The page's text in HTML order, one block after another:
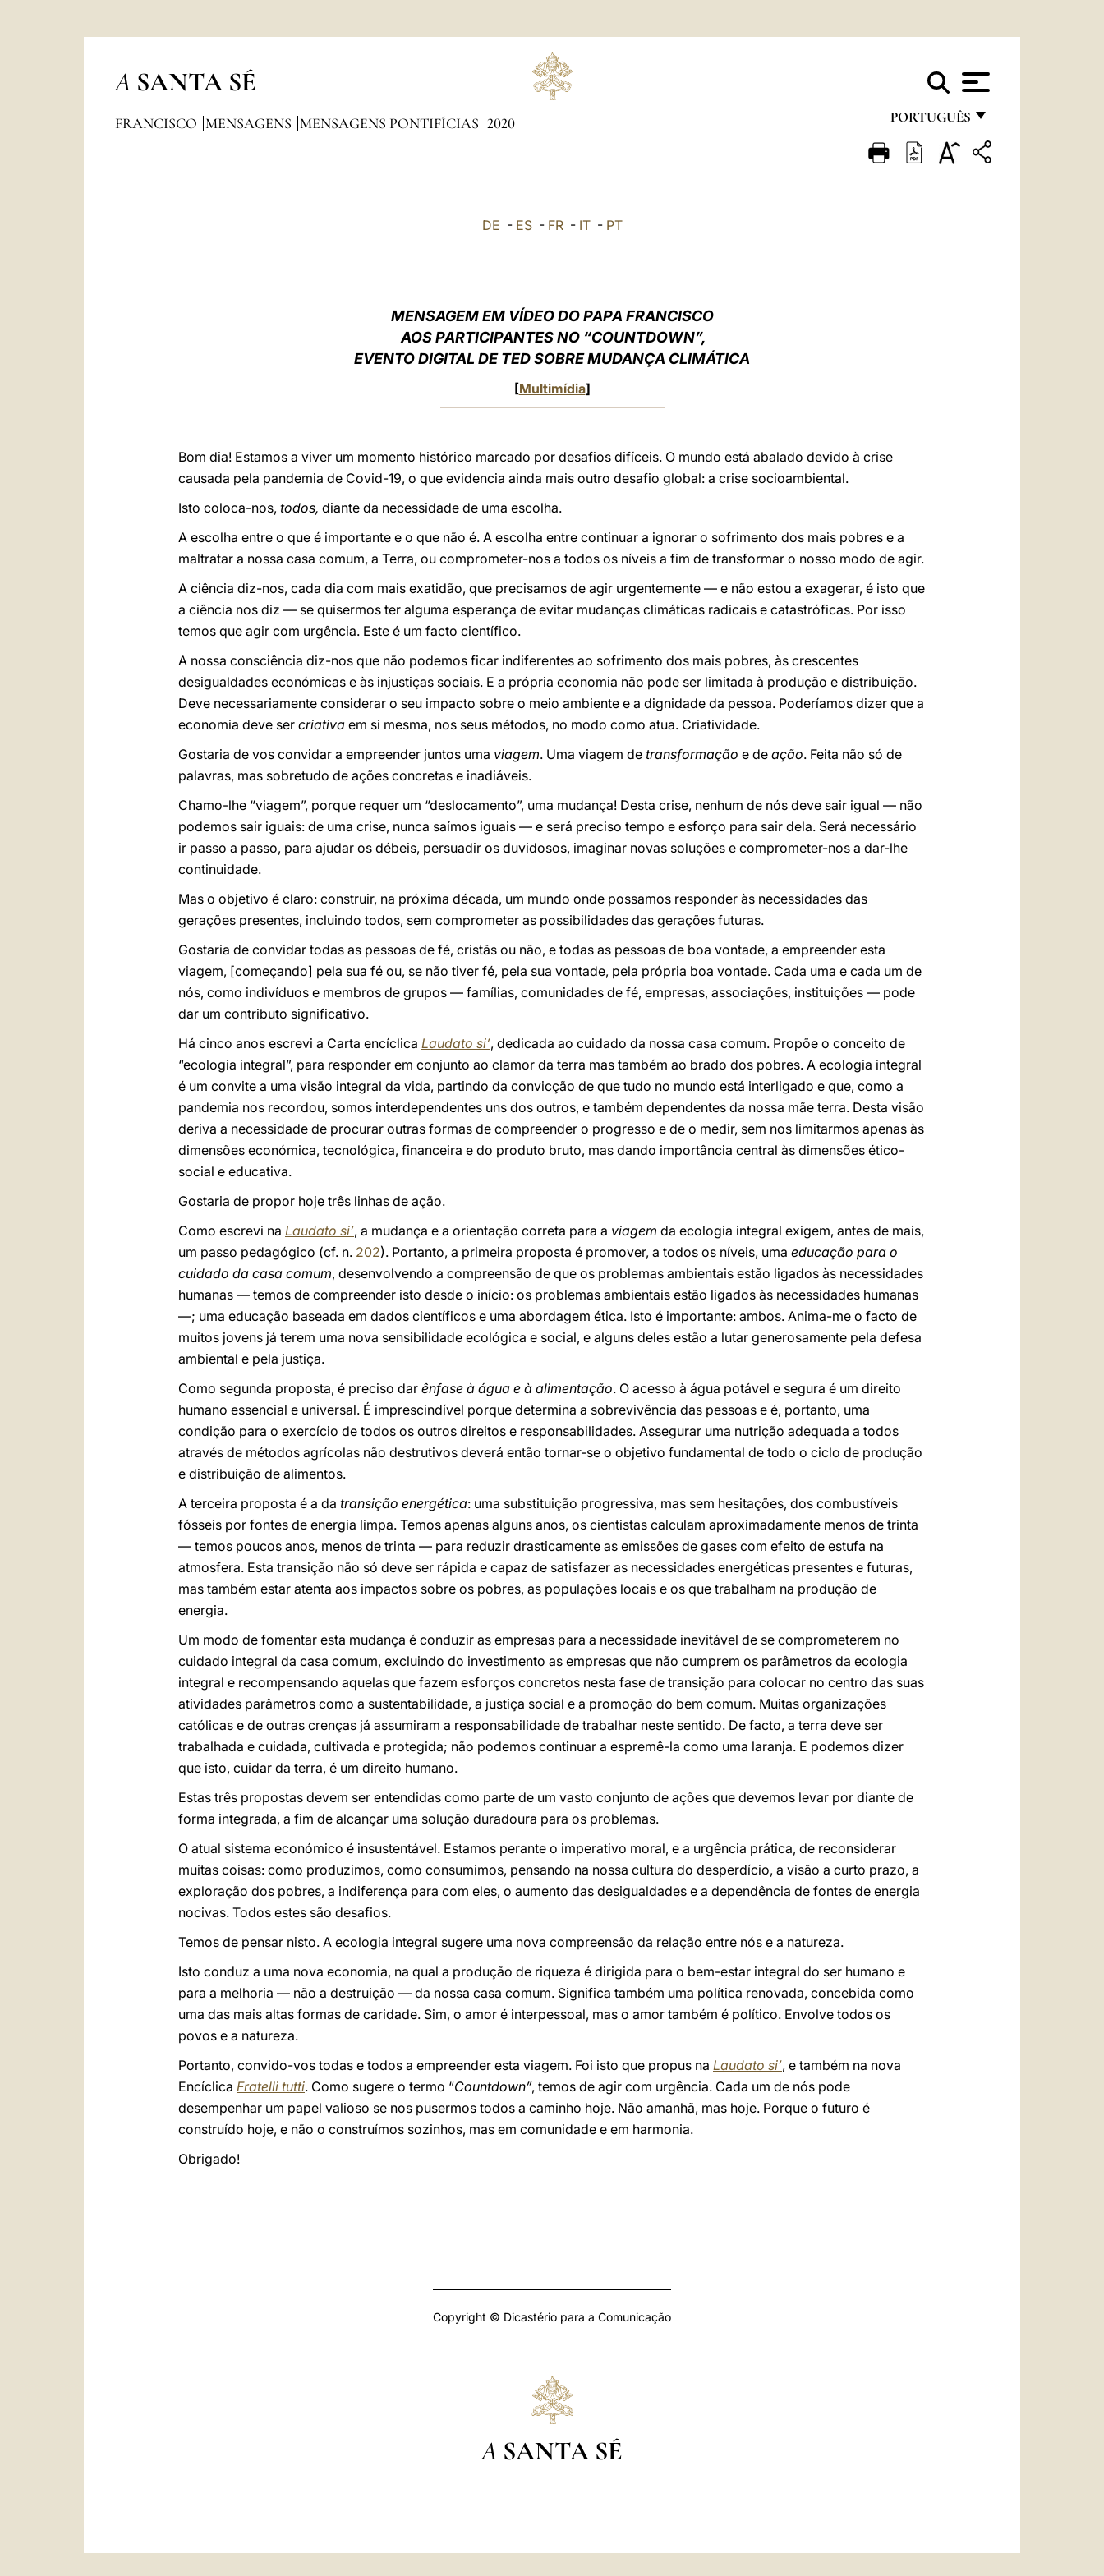
A SANTA SÉ
PORTUGUÊS
FRANÇAIS
FRANCISCO MENSAGENS MENSAGENS PONTIFÍCIAS 2020
DE - ES- FR- IT- PT
MENSAGEM EM VÍDEO DO PAPA FRANCISCO
AOS PARTICIPANTES NO “COUNTDOWN”,
EVENTO DIGITAL DE TED SOBRE MUDANÇA CLIMÁTICA
[Multimídia]
Bom dia! Estamos a viver um momento histórico marcado por desafios difíceis. O mundo está abalado devido à crise
causada pela pandemia de Covid-19, o que evidencia ainda mais outro desafio global: a crise socioambiental.
Isto coloca-nos, todos, diante da necessidade de uma escolha.
A escolha entre o que é importante e o que não é. A escolha entre continuar a ignorar o sofrimento dos mais pobres e a
maltratar a nossa casa comum, a Terra, ou comprometer-nos a todos os níveis a fim de transformar o nosso modo de agir.
A ciência diz-nos, cada dia com mais exatidão, que precisamos de agir urgentemente — e não estou a exagerar, é isto que
a ciência nos diz — se quisermos ter alguma esperança de evitar mudanças climáticas radicais e catastróficas. Por isso
temos que agir com urgência. Este é um facto científico.
A nossa consciência diz-nos que não podemos ficar indiferentes ao sofrimento dos mais pobres, às crescentes
desigualdades económicas e às injustiças sociais. E a própria economia não pode ser limitada à produção e distribuição.
Deve necessariamente considerar o seu impacto sobre o meio ambiente e a dignidade da pessoa. Poderíamos dizer que a
economia deve ser criativa em si mesma, nos seus métodos, no modo como atua. Criatividade.
Gostaria de vos convidar a empreender juntos uma viagem. Uma viagem de transformação e de ação. Feita não só de
palavras, mas sobretudo de ações concretas e inadiáveis.
Chamo-lhe “viagem”, porque requer um “deslocamento”, uma mudança! Desta crise, nenhum de nós deve sair igual — não
podemos sair iguais: de uma crise, nunca saímos iguais — e será preciso tempo e esforço para sair dela. Será necessário
ir passo a passo, para ajudar os débeis, persuadir os duvidosos, imaginar novas soluções e comprometer-nos a dar-lhe
continuidade.
Mas o objetivo é claro: construir, na próxima década, um mundo onde possamos responder às necessidades das
gerações presentes, incluindo todos, sem comprometer as possibilidades das gerações futuras.
Gostaria de convidar todas as pessoas de fé, cristãs ou não, e todas as pessoas de boa vontade, a empreender esta
viagem, [começando] pela sua fé ou, se não tiver fé, pela sua vontade, pela própria boa vontade. Cada uma e cada um de
nós, como indivíduos e membros de grupos — famílias, comunidades de fé, empresas, associações, instituições — pode
dar um contributo significativo.
Há cinco anos escrevi a Carta encíclica Laudato si’, dedicada ao cuidado da nossa casa comum. Propõe o conceito de
“ecologia integral”, para responder em conjunto ao clamor da terra mas também ao brado dos pobres. A ecologia integral
é um convite a uma visão integral da vida, partindo da convicção de que tudo no mundo está interligado e que, como a
pandemia nos recordou, somos interdependentes uns dos outros, e também dependentes da nossa mãe terra. Desta visão
deriva a necessidade de procurar outras formas de compreender o progresso e de o medir, sem nos limitarmos apenas às
dimensões económica, tecnológica, financeira e do produto bruto, mas dando importância central às dimensões ético-
social e educativa.
Gostaria de propor hoje três linhas de ação.
Como escrevi na Laudato si’, a mudança e a orientação correta para a viagem da ecologia integral exigem, antes de mais,
um passo pedagógico (cf. n. 202). Portanto, a primeira proposta é promover, a todos os níveis, uma educação para o
cuidado da casa comum, desenvolvendo a compreensão de que os problemas ambientais estão ligados às necessidades
humanas — temos de compreender isto desde o início: os problemas ambientais estão ligados às necessidades humanas
—; uma educação baseada em dados científicos e uma abordagem ética. Isto é importante: ambos. Anima-me o facto de
muitos jovens já terem uma nova sensibilidade ecológica e social, e alguns deles estão a lutar generosamente pela defesa
ambiental e pela justiça.
Como segunda proposta, é preciso dar ênfase à água e à alimentação. O acesso à água potável e segura é um direito
humano essencial e universal. É imprescindível porque determina a sobrevivência das pessoas e é, portanto, uma
condição para o exercício de todos os outros direitos e responsabilidades. Assegurar uma nutrição adequada a todos
através de métodos agrícolas não destrutivos deverá então tornar-se o objetivo fundamental de todo o ciclo de produção
e distribuição de alimentos.
A terceira proposta é a da transição energética: uma substituição progressiva, mas sem hesitações, dos combustíveis
fósseis por fontes de energia limpa. Temos apenas alguns anos, os cientistas calculam aproximadamente menos de trinta
— temos poucos anos, menos de trinta — para reduzir drasticamente as emissões de gases com efeito de estufa na
atmosfera. Esta transição não só deve ser rápida e capaz de satisfazer as necessidades energéticas presentes e futuras,
mas também estar atenta aos impactos sobre os pobres, as populações locais e os que trabalham na produção de
energia.
Um modo de fomentar esta mudança é conduzir as empresas para a necessidade inevitável de se comprometerem no
cuidado integral da casa comum, excluindo do investimento as empresas que não cumprem os parâmetros da ecologia
integral e recompensando aquelas que fazem esforços concretos nesta fase de transição para colocar no centro das suas
atividades parâmetros como a sustentabilidade, a justiça social e a promoção do bem comum. Muitas organizações
católicas e de outras crenças já assumiram a responsabilidade de trabalhar neste sentido. De facto, a terra deve ser
trabalhada e cuidada, cultivada e protegida; não podemos continuar a espremê-la como uma laranja. E podemos dizer
que isto, cuidar da terra, é um direito humano.
Estas três propostas devem ser entendidas como parte de um vasto conjunto de ações que devemos levar por diante de
forma integrada, a fim de alcançar uma solução duradoura para os problemas.
O atual sistema económico é insustentável. Estamos perante o imperativo moral, e a urgência prática, de reconsiderar
muitas coisas: como produzimos, como consumimos, pensando na nossa cultura do desperdício, a visão a curto prazo, a
exploração dos pobres, a indiferença para com eles, o aumento das desigualdades e a dependência de fontes de energia
nocivas. Todos estes são desafios.
Temos de pensar nisto. A ecologia integral sugere uma nova compreensão da relação entre nós e a natureza.
Isto conduz a uma nova economia, na qual a produção de riqueza é dirigida para o bem-estar integral do ser humano e
para a melhoria — não a destruição — da nossa casa comum. Significa também uma política renovada, concebida como
uma das mais altas formas de caridade. Sim, o amor é interpessoal, mas o amor também é político. Envolve todos os
povos e a natureza.
Portanto, convido-vos todas e todos a empreender esta viagem. Foi isto que propus na Laudato si’, e também na nova
Encíclica Fratelli tutti. Como sugere o termo “Countdown”, temos de agir com urgência. Cada um de nós pode
desempenhar um papel valioso se nos pusermos todos a caminho hoje. Não amanhã, mas hoje. Porque o futuro é
construído hoje, e não o construímos sozinhos, mas em comunidade e em harmonia.
Obrigado!
Copyright © Dicastério para a Comunicação
A SANTA SÉ